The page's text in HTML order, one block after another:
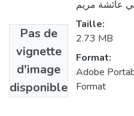
Pas de
vignette
d'image
disponible
Taille:
2.73 MB
Format:
Adobe
Format